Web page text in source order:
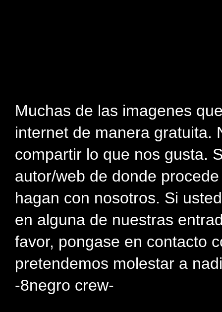
Muchas de las imagenes
internet de manera gratuita.
compartir lo que nos gusta.
autor/web de donde
hagan con nosotros. Si
en alguna de nuestras
favor, pongase en contacto
pretendemos molestar a
-8negro crew-